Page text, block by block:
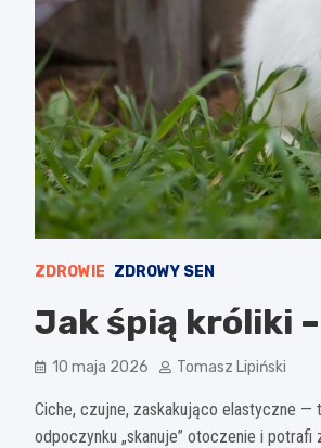
ZDROWIE ZDROWY SEN
Jak śpią króliki
10 maja 2026 Tomasz Lipiński
Ciche, czujne, zaskakująco elastyczne —
odpoczynku „skanuje” otoczenie i